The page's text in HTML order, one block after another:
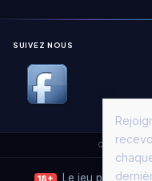
SUIVEZ NOUS
Copyright ©
18+ Le jeu peut